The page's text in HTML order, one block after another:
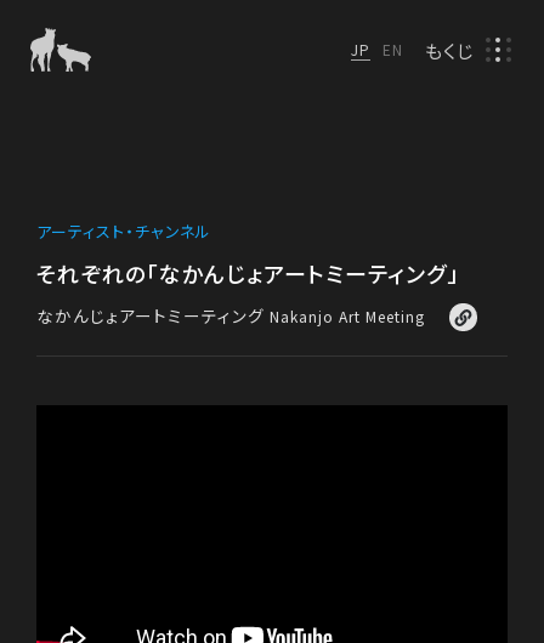
JP EN もくじ
アーティスト・チャンネル
それぞれの「なかんじょアートミーティング」
なかんじょアートミーティング Nakanjo Art Meeting